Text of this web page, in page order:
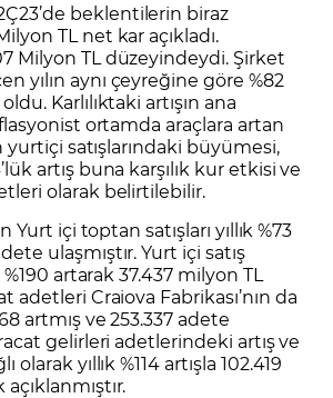
beklentilerin biraz
TL net kar açıkladı.
Milyon TL düzeyindeydi. Şirket
yılın aynı çeyreğine göre %82
Karlılıktaki artışın ana
ortamda araçlara artan
satışlarındaki büyümesi,
artış buna karşılık kur etkisi ve
olarak belirtilebilir.
Yurt içi toptan satışları yıllık %73
ulaşmıştır. Yurt içi satış
artarak 37.437 milyon TL
adetleri Craiova Fabrikası’nın da
artmış ve 253.337 adete
gelirleri adetlerindeki artış ve
yıllık %114 artışla 102.419